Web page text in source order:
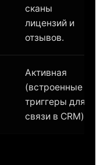
сканы
лицензий и
отзывов.
Активная
(встроенные
триггеры для
связи в CRM).